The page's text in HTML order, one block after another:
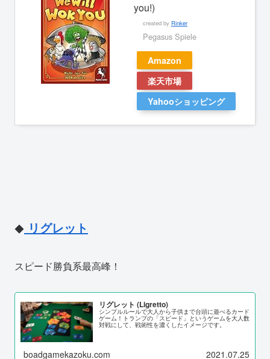
you!)
created by Rinker
Pegasus Spiele
Amazon
楽天市場
Yahooショッピング
◆ リグレット
スピード勝負系最高峰！
リグレット (Ligretto)
シンプルルールで大人から子供まで台頭に遊べるカード
ゲーム！トランプの「スピード」というゲームを大人数
対戦にして、戦術性を濃くしたイメージです。
boadgamekazoku.com 2021.07.25